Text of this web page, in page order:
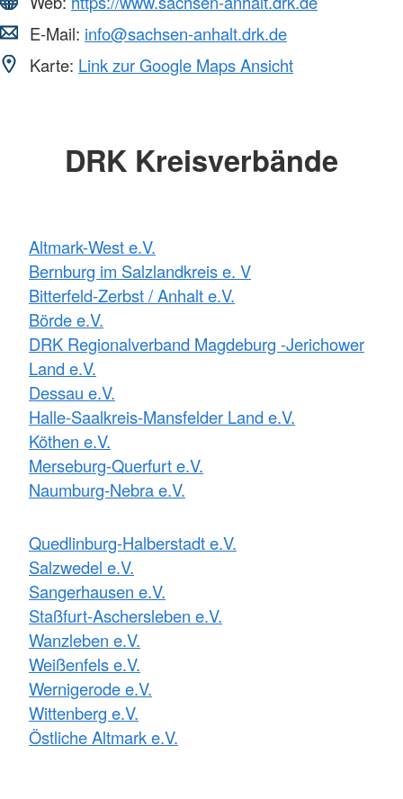
E-Mail: info@sachsen-anhalt.drk.de
Karte: Link zur Google Maps Ansicht
DRK Kreisverbände
Altmark-West e.V.
Bernburg im Salzlandkreis e. V
Bitterfeld-Zerbst / Anhalt e.V.
Börde e.V.
DRK Regionalverband Magdeburg -Jerichower
Land e.V.
Dessau e.V.
Halle-Saalkreis-Mansfelder Land e.V.
Köthen e.V.
Merseburg-Querfurt e.V.
Naumburg-Nebra e.V.
Quedlinburg-Halberstadt e.V.
Salzwedel e.V.
Sangerhausen e.V.
Staßfurt-Aschersleben e.V.
Wanzleben e.V.
Weißenfels e.V.
Wernigerode e.V.
Wittenberg e.V.
Östliche Altmark e.V.